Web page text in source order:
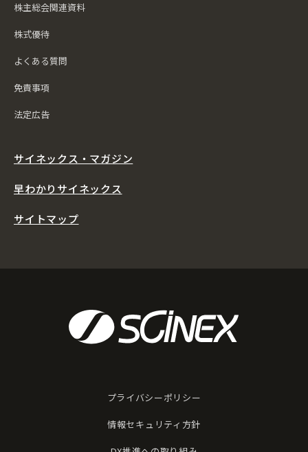
株主総会関連資料
株式優待
よくある質問
免責事項
法定広告
サイネックス・マガジン
早わかりサイネックス
サイトマップ
プライバシーポリシー
情報セキュリティ方針